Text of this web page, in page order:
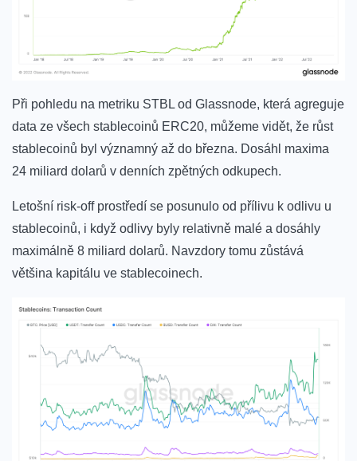
Při pohledu na metriku STBL od Glassnode, která agreguje
data ze všech stablecoinů ERC20, můžeme vidět, že růst
stablecoinů byl významný až do března. Dosáhl maxima
24 miliard dolarů v denních zpětných odkupech.
Letošní risk-off prostředí se posunulo od přílivu k odlivu u
stablecoinů, i když odlivy byly relativně malé a dosáhly
maximálně 8 miliard dolarů. Navzdory tomu zůstává
většina kapitálu ve stablecoinech.